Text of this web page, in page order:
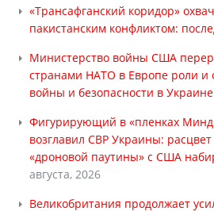
«Трансафганский коридор»
пакистанским конфликтом:
Министерство войны США
странами НАТО в Европе роли и
войны и безопасности в Украине
Фигурирующий в «пленках
возглавил СВР Украины:
«дроновой паутины» с США
августа, 2026
Великобритания продолжает